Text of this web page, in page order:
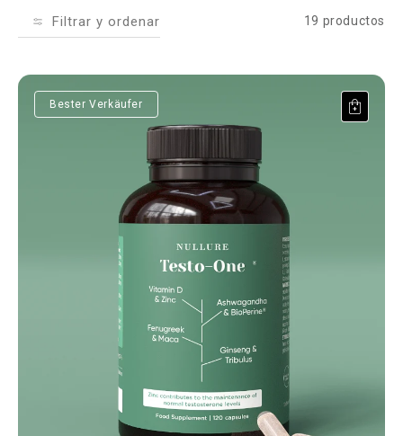
Filtrar y ordenar 19 productos
Testo-One®
Bester Verkäufer